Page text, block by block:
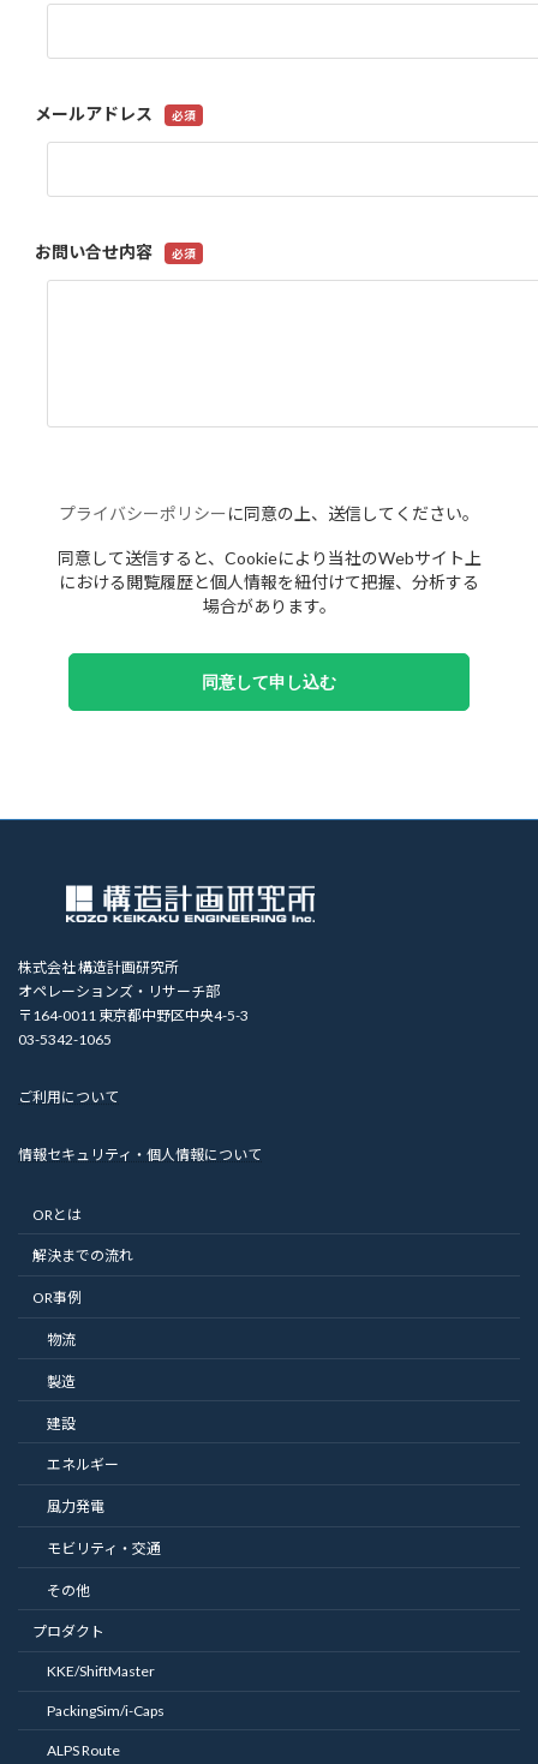
メールアドレス
お問い合せ内容
プライバシーポリシー に同意の上、送信してください。
同意して送信すると、Cookieにより当社のWebサイト上
における閲覧履歴と個人情報を紐付けて把握、分析する
場合があります。
株式会社 構造計画研究所
オペレーションズ・リサーチ部
〒164-0011 東京都中野区中央4-5-3
03-5342-1065
ご利用について
情報セキュリティ・個人情報について
ORとは
解決までの流れ
OR事例
物流
製造
建設
エネルギー
風力発電
モビリティ・交通
その他
プロダクト
KKE/ShiftMaster
PackingSim/i-Caps
ALPS Route